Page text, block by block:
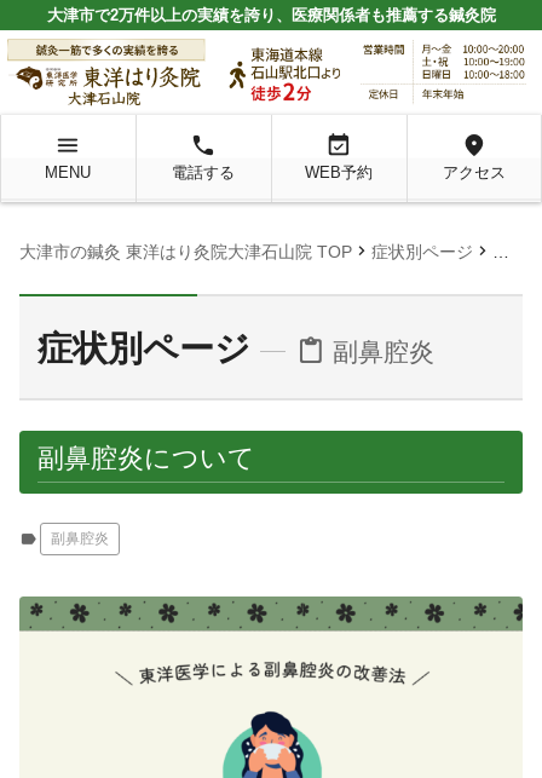
大津市で2万件以上の実績を誇り、医療関係者も推薦する鍼灸院
menu
MENU
local_phone
電話する
event_available
WEB予約
location_on
アクセス
大津市の鍼灸 東洋はり灸院大津石山院 TOP chevron_right 症状別ページ chevron_right
症状別ページ content_paste 副鼻腔炎
副鼻腔炎について
label 副鼻腔炎